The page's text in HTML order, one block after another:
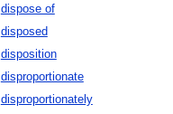
dispose of
disposed
disposition
disproportionate
disproportionately